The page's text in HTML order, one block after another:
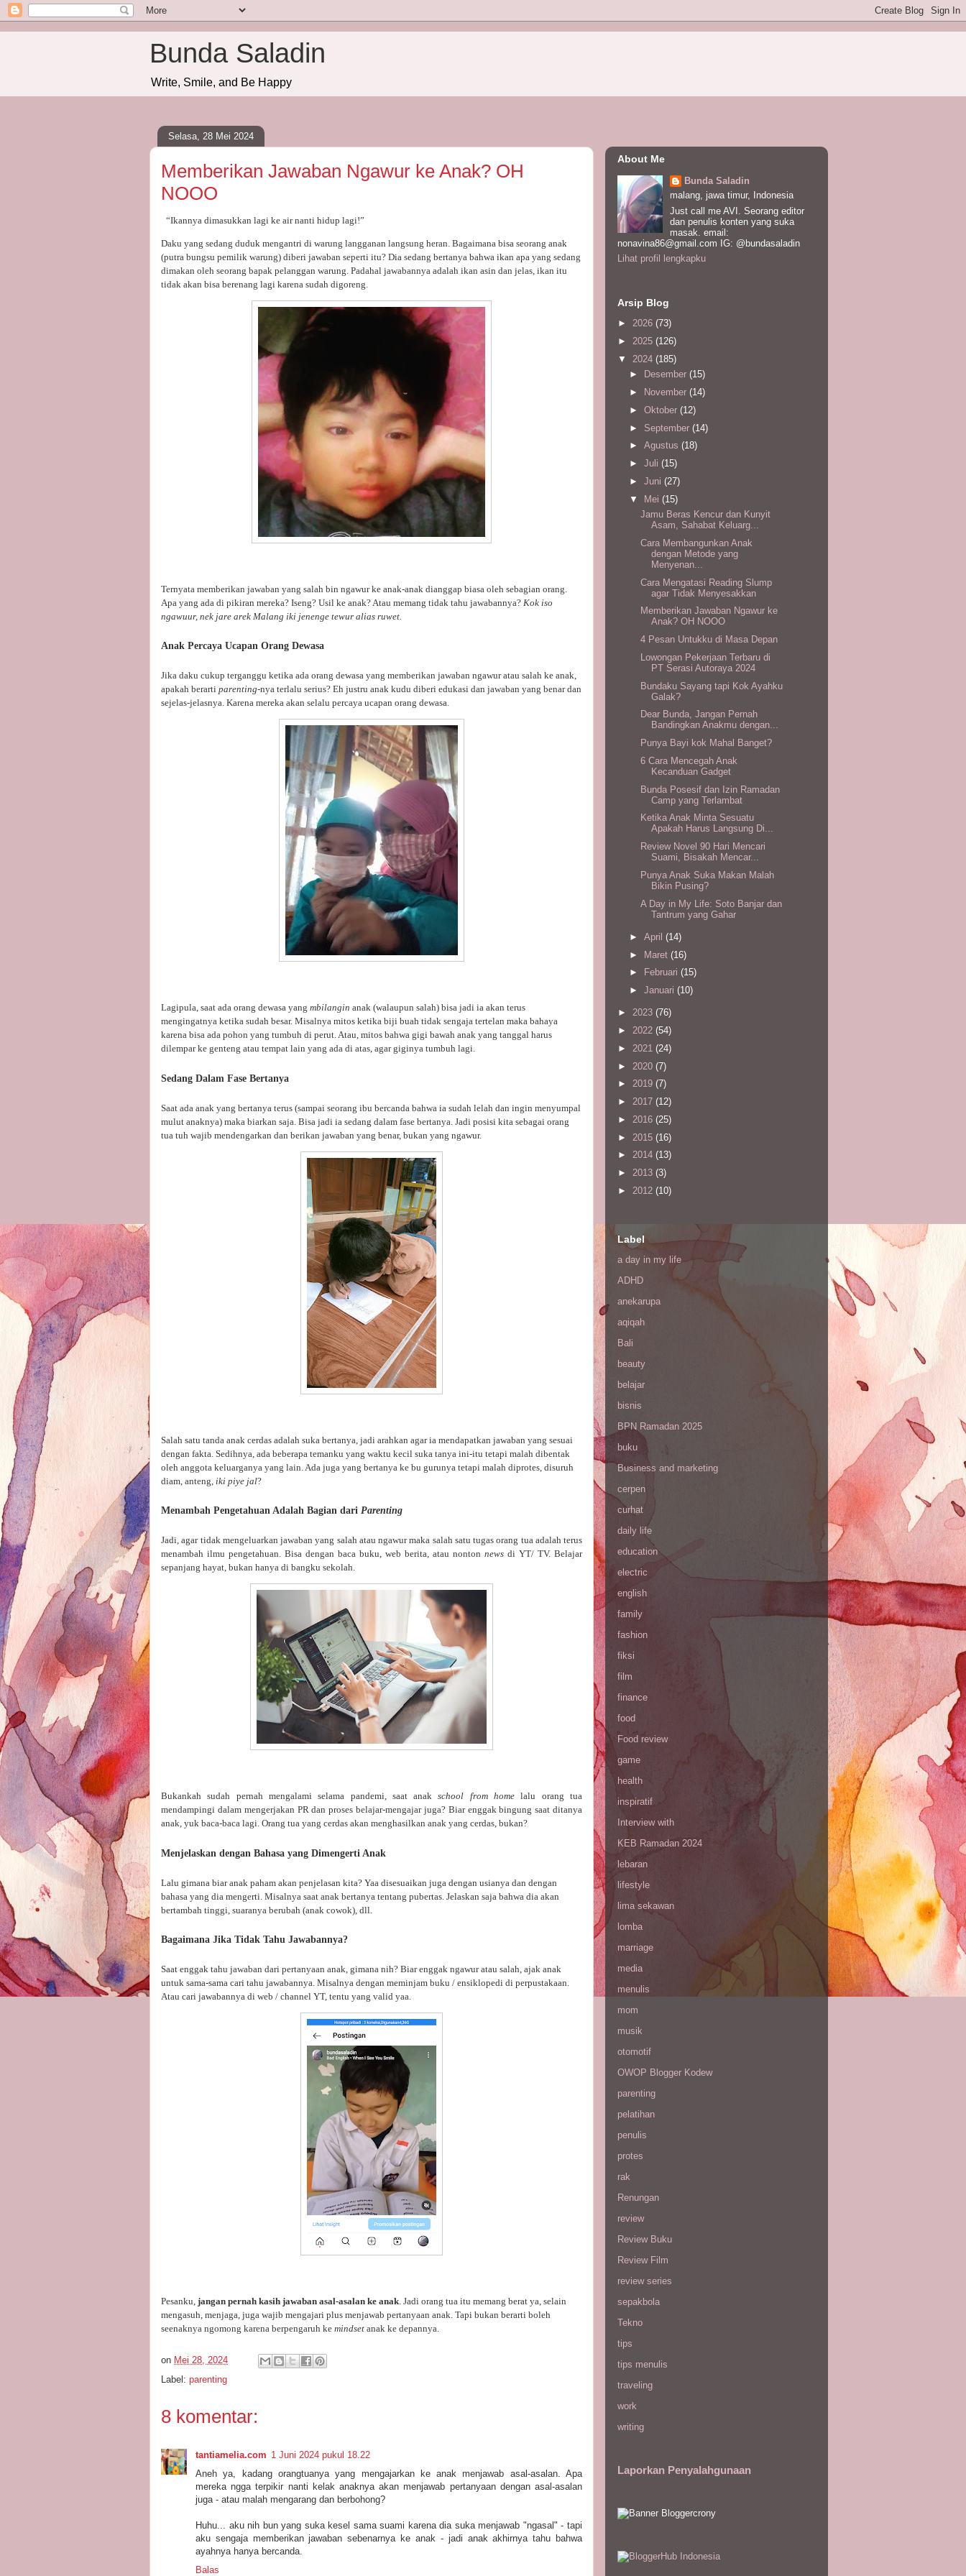
Bunda Saladin
Write, Smile, and Be Happy
Selasa, 28 Mei 2024
Memberikan Jawaban Ngawur ke Anak? OH
NOOO
“Ikannya dimasukkan lagi ke air nanti hidup lagi!”
Daku yang sedang duduk mengantri di warung langganan langsung heran. Bagaimana bisa seorang anak
(putra bungsu pemilik warung) diberi jawaban seperti itu? Dia sedang bertanya bahwa ikan apa yang sedang
dimakan oleh seorang bapak pelanggan warung. Padahal jawabannya adalah ikan asin dan jelas, ikan itu
tidak akan bisa berenang lagi karena sudah digoreng.
Ternyata memberikan jawaban yang salah bin ngawur ke anak-anak dianggap biasa oleh sebagian orang.
Apa yang ada di pikiran mereka? Iseng? Usil ke anak? Atau memang tidak tahu jawabannya? Kok iso
ngawuur, nek jare arek Malang iki jenenge tewur alias ruwet.
Anak Percaya Ucapan Orang Dewasa
Jika daku cukup terganggu ketika ada orang dewasa yang memberikan jawaban ngawur atau salah ke anak,
apakah berarti parenting-nya terlalu serius? Eh justru anak kudu diberi edukasi dan jawaban yang benar dan
sejelas-jelasnya. Karena mereka akan selalu percaya ucapan orang dewasa.
Lagipula, saat ada orang dewasa yang mbilangin anak (walaupun salah) bisa jadi ia akan terus
mengingatnya ketika sudah besar. Misalnya mitos ketika biji buah tidak sengaja tertelan maka bahaya
karena bisa ada pohon yang tumbuh di perut. Atau, mitos bahwa gigi bawah anak yang tanggal harus
dilempar ke genteng atau tempat lain yang ada di atas, agar giginya tumbuh lagi.
Sedang Dalam Fase Bertanya
Saat ada anak yang bertanya terus (sampai seorang ibu bercanda bahwa ia sudah lelah dan ingin menyumpal
mulut anaknya) maka biarkan saja. Bisa jadi ia sedang dalam fase bertanya. Jadi posisi kita sebagai orang
tua tuh wajib mendengarkan dan berikan jawaban yang benar, bukan yang ngawur.
Salah satu tanda anak cerdas adalah suka bertanya, jadi arahkan agar ia mendapatkan jawaban yang sesuai
dengan fakta. Sedihnya, ada beberapa temanku yang waktu kecil suka tanya ini-itu tetapi malah dibentak
oleh anggota keluarganya yang lain. Ada juga yang bertanya ke bu gurunya tetapi malah diprotes, disuruh
diam, anteng, iki piye jal?
Menambah Pengetahuan Adalah Bagian dari Parenting
Jadi, agar tidak mengeluarkan jawaban yang salah atau ngawur maka salah satu tugas orang tua adalah terus
menambah ilmu pengetahuan. Bisa dengan baca buku, web berita, atau nonton news di YT/ TV. Belajar
sepanjang hayat, bukan hanya di bangku sekolah.
Bukankah sudah pernah mengalami selama pandemi, saat anakschool from homelalu orang tua
mendampingi dalam mengerjakan PR dan proses belajar-mengajar juga? Biar enggak bingung saat ditanya
anak, yuk baca-baca lagi. Orang tua yang cerdas akan menghasilkan anak yang cerdas, bukan?
Menjelaskan dengan Bahasa yang Dimengerti Anak
Lalu gimana biar anak paham akan penjelasan kita? Yaa disesuaikan juga dengan usianya dan dengan
bahasa yang dia mengerti. Misalnya saat anak bertanya tentang pubertas. Jelaskan saja bahwa dia akan
bertambah tinggi, suaranya berubah (anak cowok), dll.
Bagaimana Jika Tidak Tahu Jawabannya?
Saat enggak tahu jawaban dari pertanyaan anak, gimana nih? Biar enggak ngawur atau salah, ajak anak
untuk sama-sama cari tahu jawabannya. Misalnya dengan meminjam buku / ensiklopedi di perpustakaan.
Atau cari jawabannya di web / channel YT, tentu yang valid yaa.
Pesanku, jangan pernah kasih jawaban asal-asalan ke anak . Jadi orang tua itu memang berat ya, selain
mengasuh, menjaga, juga wajib mengajari plus menjawab pertanyaan anak. Tapi bukan berarti boleh
seenaknya ngomong karena berpengaruh ke mindset anak ke depannya.
on Mei 28, 2024
Label: parenting
8 komentar:
tantiamelia.com 1 Juni 2024 pukul 18.22
Aneh ya, kadang orangtuanya yang mengajarkan ke anak menjawab asal-asalan. Apa
mereka ngga terpikir nanti kelak anaknya akan menjawab pertanyaan dengan asal-asalan
juga - atau malah mengarang dan berbohong?
Huhu... aku nih bun yang suka kesel sama suami karena dia suka menjawab "ngasal" - tapi
aku sengaja memberikan jawaban sebenarnya ke anak - jadi anak akhirnya tahu bahwa
ayahnya hanya bercanda.
Balas
About Me
Bunda Saladin
malang, jawa timur, Indonesia
Just call me AVI. Seorang editor
dan penulis konten yang suka
masak. email:
nonavina86@gmail.com IG: @bundasaladin
Lihat profil lengkapku
Arsip Blog
► 2026 (73)
► 2025 (126)
▼ 2024 (185)
►
Desember (15)
►
November (14)
► Oktober (12)
► September (14)
► Agustus (18)
► Juli (15)
► Juni (27)
▼ Mei (15)
Jamu Beras Kencur dan Kunyit
Asam, Sahabat Keluarg...
Cara Membangunkan Anak
dengan Metode yang
Menyenan...
Cara Mengatasi Reading Slump
agar Tidak Menyesakkan
Memberikan Jawaban Ngawur ke
Anak? OH NOOO
4 Pesan Untukku di Masa Depan
Lowongan Pekerjaan Terbaru di
PT Serasi Autoraya 2024
Bundaku Sayang tapi Kok Ayahku
Galak?
Dear Bunda, Jangan Pernah
Bandingkan Anakmu dengan...
Punya Bayi kok Mahal Banget?
6 Cara Mencegah Anak
Kecanduan Gadget
Bunda Posesif dan Izin Ramadan
Camp yang Terlambat
Ketika Anak Minta Sesuatu
Apakah Harus Langsung Di...
Review Novel 90 Hari Mencari
Suami, Bisakah Mencar...
Punya Anak Suka Makan Malah
Bikin Pusing?
A Day in My Life: Soto Banjar dan
Tantrum yang Gahar
► April (14)
► Maret (16)
►
Februari (15)
► Januari (10)
► 2023 (76)
► 2022 (54)
► 2021 (24)
► 2020 (7)
► 2019 (7)
► 2017 (12)
► 2016 (25)
► 2015 (16)
► 2014 (13)
► 2013 (3)
► 2012 (10)
Label
a day in my life
ADHD
anekarupa
aqiqah
Bali
beauty
belajar
bisnis
BPN Ramadan 2025
buku
Business and marketing
cerpen
curhat
daily life
education
electric
english
family
fashion
fiksi
film
finance
food
Food review
game
health
inspiratif
Interview with
KEB Ramadan 2024
lebaran
lifestyle
lima sekawan
lomba
marriage
media
menulis
mom
musik
otomotif
OWOP Blogger Kodew
parenting
pelatihan
penulis
protes
rak
Renungan
review
Review Buku
Review Film
review series
sepakbola
Tekno
tips
tips menulis
traveling
work
writing
Laporkan Penyalahgunaan